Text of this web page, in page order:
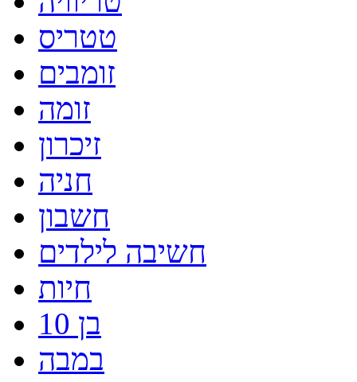
טטריס
זומבים
זומה
זיכרון
חניה
חשבון
חשיבה לילדים
חיות
בן 10
במבה